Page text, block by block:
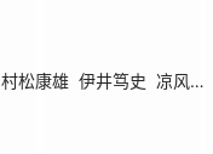
村松康雄 伊井笃史 凉风真世